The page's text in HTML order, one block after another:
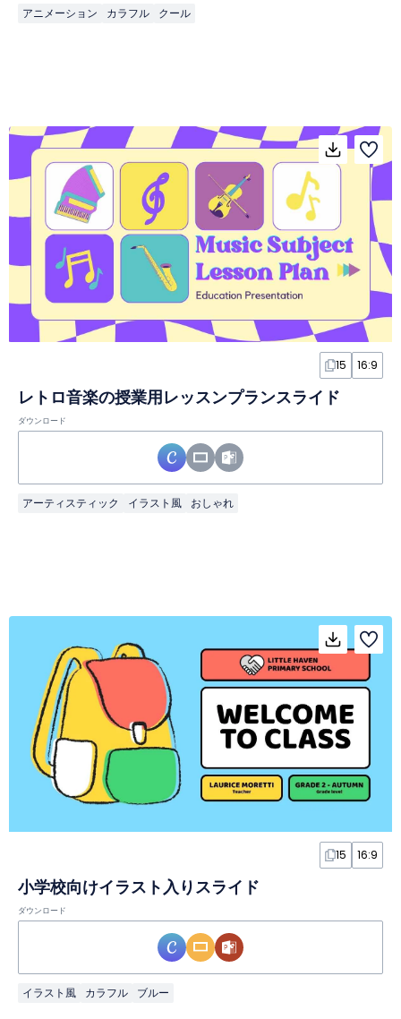
アニメーション カラフル クール
15 16:9
レトロ音楽の授業用レッスンプランスライド
ダウンロード
アーティスティック イラスト風 おしゃれ
15 16:9
小学校向けイラスト入りスライド
ダウンロード
イラスト風 カラフル ブルー